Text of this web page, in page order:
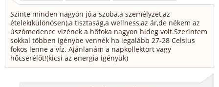
Szinte minden nagyon jó,a szoba,a személyzet,az
ételek(különösen),a tisztaság,a wellness,az ár,de nékem az
úszómedence vizének a hőfoka nagyon hideg volt.Szerintem
sokkal többen igénybe vennék ha legalább 27-28 Celsius
fokos lenne a víz. Ajánlanám a napkollektort vagy
hőcserélőt!(kicsi az energia igényük)